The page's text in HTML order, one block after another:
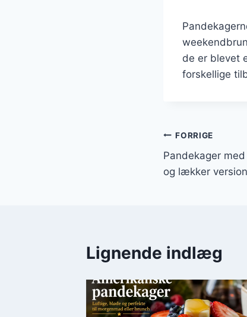
de er blevet
forskellige
FORRIGE
Pandekager
og lækker version
Lignende indlæg